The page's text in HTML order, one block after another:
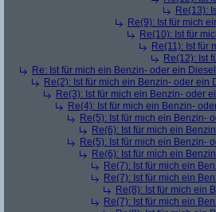
Re(13):
Re(9): Ist für mich
Re(10): Ist für
Re(11): Ist für
Re(12): Ist
Re: Ist für mich ein Benzin- oder ein
Re(2): Ist für mich ein Benzin- oder ein
Re(3): Ist für mich ein Benzin- oder
Re(4): Ist für mich ein Benzin-
Re(5): Ist für mich ein Benzin-
Re(6): Ist für mich ein
Re(5): Ist für mich ein Benzin-
Re(6): Ist für mich ein
Re(7): Ist für mich ein
Re(7): Ist für mich ein
Re(8): Ist für mich ein
Re(7): Ist für mich ein